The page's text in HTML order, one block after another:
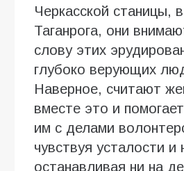
Черкасской станицы,
Таганрога, они
слову этих
глубоко верующих
Наверное, считают
вместе это и
им с делами
чувствуя усталости и
останавливая ни на